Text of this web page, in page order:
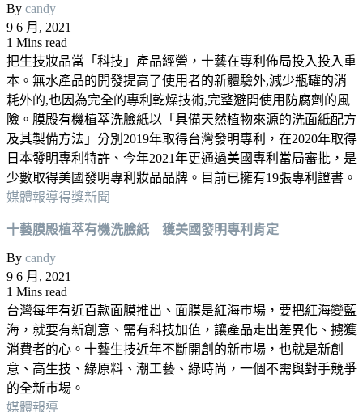
By candy
9 6 月, 2021
1 Mins read
把生技妝品當「科技」產品經營，十藝在專利佈局投入投入重
本。無水產品的開發提高了使用者的新體驗外,減少瓶罐的消
耗外的,也因為完全的專利乾燥技術,完整避開使用防腐劑的風
險。膜殿有機植萃洗臉紙以「具備天然植物來源的洗面紙配方
及其製備方法」分別2019年取得台灣發明專利，在2020年取得
日本發明專利特許、今年2021年更通過美國專利當局審批，是
少數取得美國發明專利妝品品牌。目前已擁有19張專利證書。
媒體報導得獎新聞
十藝膜殿植萃有機洗臉紙 獲美國發明專利肯定
By candy
9 6 月, 2021
1 Mins read
台灣每年有近百款面膜推出、面膜是紅海巿場，要把紅海變藍
海，就要有新創意、需有科技加值，讓產品走出差異化、擄獲
消費者的心。十藝生技近年不斷開創的新巿場，也就是新創
意、高生技、綠原料、潮工藝、綠時尚，一個不需與對手競爭
的全新巿場。
媒體報導